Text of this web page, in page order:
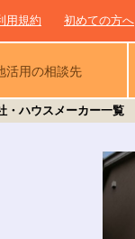
用規約 初めての方へ
活用の相談先
・ハウスメーカー一覧